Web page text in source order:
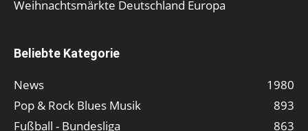
Weihnachtsmärkte Deutschland Europa
Beliebte Kategorie
News
1980
Pop & Rock Blues Musik
893
Fußball - Bundesliga
863